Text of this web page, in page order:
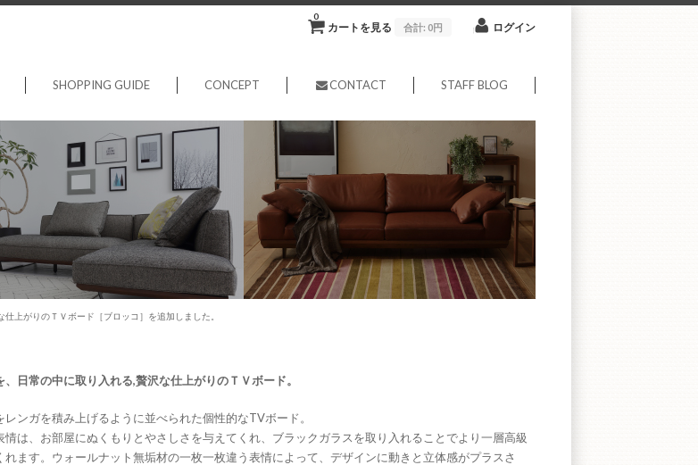
カートを見る
0
合計: 0円 ログイン
SHOPPING GUIDE CONCEPT CONTACT STAFF BLOG
上がりのＴＶボード［ブロッコ］を追加しました。
日常の中に取り入れる,贅沢な仕上がりのＴＶボード。
ンガを積み上げるように並べられた個性的なTVボード。
情は、お部屋にぬくもりとやさしさを与えてくれ、ブラックガラスを取り入れることでより一層高級
れます。ウォールナット無垢材の一枚一枚違う表情によって、デザインに動きと立体感がプラスさ